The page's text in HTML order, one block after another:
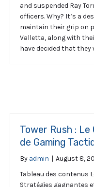
and suspended Ray
officers. Why? It’s a
maintain their grip on
Valletta, along with
have decided that they
Tower Rush :
de Gaming
By admin | August 8,
Tableau des contenus
Stratégies gagnantes